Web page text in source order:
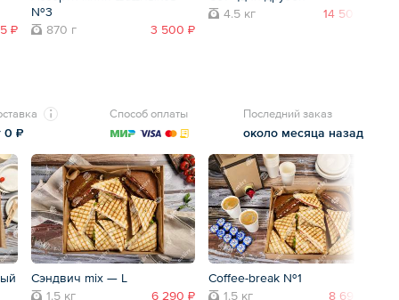
₽
№3
870 г
3 500 ₽
4.5 кг
14 500 ₽
0 ₽
Способ оплаты Последний заказ
около месяца назад
Сэндвич mix — L
1.5 кг
6 290 ₽
Coffee-break №1
1.5 кг
8 690 ₽